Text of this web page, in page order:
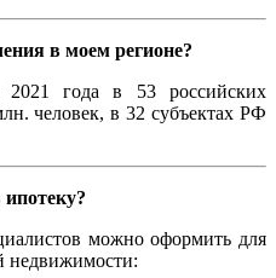
в моем регионе?
года в 53 российских
человек, в 32 субъектах РФ
можно оформить для
недвижимости: